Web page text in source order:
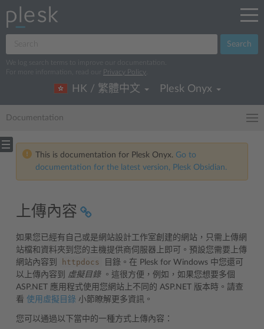
Search
We log search terms to improve our documentation.
For more information, read our
Privacy Policy
HK / 繁體中文 Plesk Onyx
Documentation
This is documentation for Plesk Onyx. Go to
documentation for the latest version, Plesk Obsidian.
上傳內容
如果您已經有自己或是網站設計工作室創建的網站，只需上傳網
站檔和資料夾到您的主機提供商伺服器上即可。預設您需要上傳
網站內容到
httpdocs
目錄。在 Plesk for Windows 中您還可
以上傳內容到 虛擬目錄。這很方便，例如，如果您想要多個
ASP.NET 應用程式使用您網站上不同的 ASP.NET 版本時。請查
看 使用虛擬目錄 小節瞭解更多資訊。
您可以通過以下當中的一種方式上傳內容：